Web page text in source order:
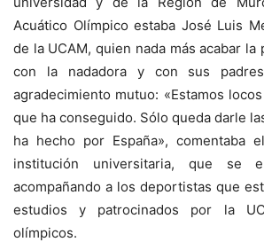
Acuático Olímpico estaba José Luis
de la UCAM, quien nada más acabar la
con la nadadora y con sus
agradecimiento mutuo: «Estamos
que ha conseguido. Sólo queda darle
ha hecho por España», comentaba
institución universitaria, que se
acompañando a los deportistas que
estudios y patrocinados por la
olímpicos.